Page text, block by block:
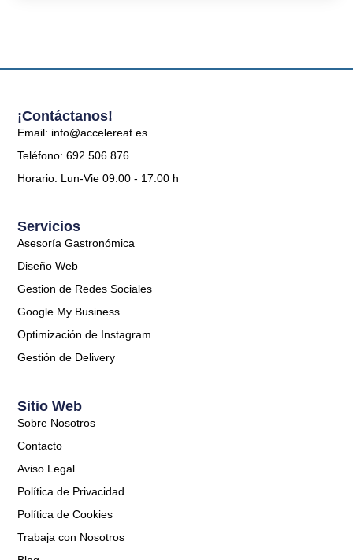
Servicios
Asesoría Gastronómica
Diseño Web
Gestion de Redes Sociales
Google My Business
Optimización de Instagram
Gestión de Delivery
Sitio Web
Sobre Nosotros
Contacto
Aviso Legal
Política de Privacidad
Política de Cookies
Trabaja con Nosotros
¡Contáctanos!
Email: info@accelereat.es
Teléfono: 692 506 876
Horario: Lun-Vie 09:00 - 17:00 h